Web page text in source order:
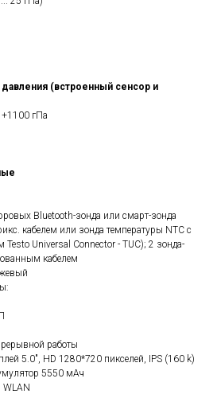
(встроенный сенсор и
гПа
Bluetooth-зонда или смарт-зонда
кабелем или зонда температуры NTC с
Testo Universal Connector - TUC); 2 зонда-
кабелем
работы
5.0", HD 1280*720 пикселей, IPS (160 k)
5550 мАч
WLAN